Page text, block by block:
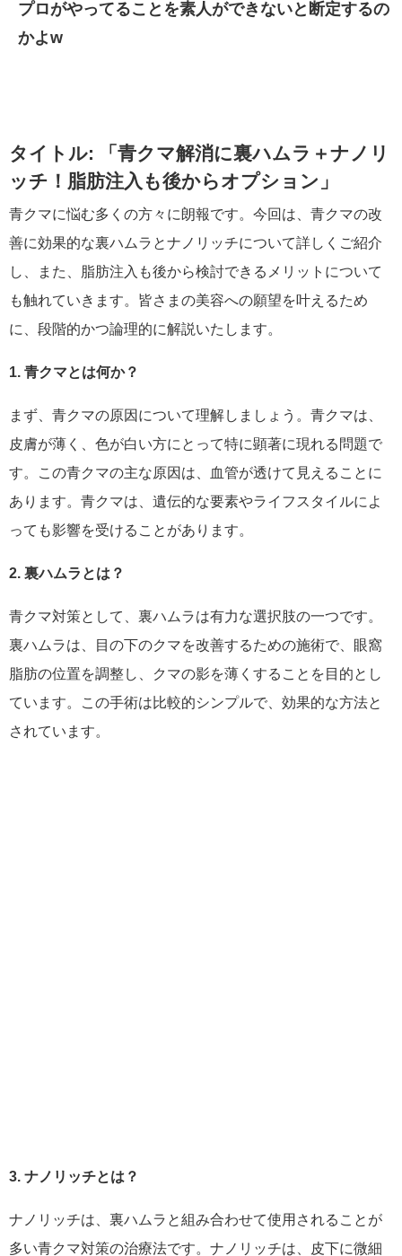
プロがやってることを素人ができないと断定するの
かよw
タイトル: 「青クマ解消に裏ハムラ＋ナノリ
ッチ！脂肪注入も後からオプション」
青クマに悩む多くの方々に朗報です。今回は、青クマの改
善に効果的な裏ハムラとナノリッチについて詳しくご紹介
し、また、脂肪注入も後から検討できるメリットについて
も触れていきます。皆さまの美容への願望を叶えるため
に、段階的かつ論理的に解説いたします。
1. 青クマとは何か？
まず、青クマの原因について理解しましょう。青クマは、
皮膚が薄く、色が白い方にとって特に顕著に現れる問題で
す。この青クマの主な原因は、血管が透けて見えることに
あります。青クマは、遺伝的な要素やライフスタイルによ
っても影響を受けることがあります。
2. 裏ハムラとは？
青クマ対策として、裏ハムラは有力な選択肢の一つです。
裏ハムラは、目の下のクマを改善するための施術で、眼窩
脂肪の位置を調整し、クマの影を薄くすることを目的とし
ています。この手術は比較的シンプルで、効果的な方法と
されています。
3. ナノリッチとは？
ナノリッチは、裏ハムラと組み合わせて使用されることが
多い青クマ対策の治療法です。ナノリッチは、皮下に微細